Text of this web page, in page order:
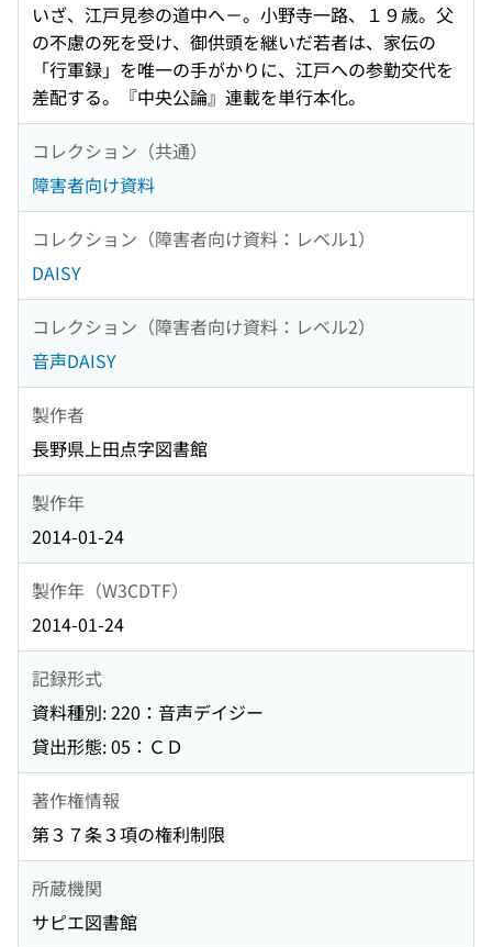
いざ、江戸見参の道中へ－。小野寺一路、１９歳。父
の不慮の死を受け、御供頭を継いだ若者は、家伝の
「行軍録」を唯一の手がかりに、江戸への参勤交代を
差配する。『中央公論』連載を単行本化。
コレクション（共通）
障害者向け資料
コレクション（障害者向け資料：レベル1）
DAISY
コレクション（障害者向け資料：レベル2）
音声DAISY
製作者
長野県上田点字図書館
製作年
2014-01-24
製作年（W3CDTF）
2014-01-24
記録形式
資料種別: 220：音声デイジー
貸出形態: 05：ＣＤ
著作権情報
第３７条３項の権利制限
所蔵機関
サピエ図書館